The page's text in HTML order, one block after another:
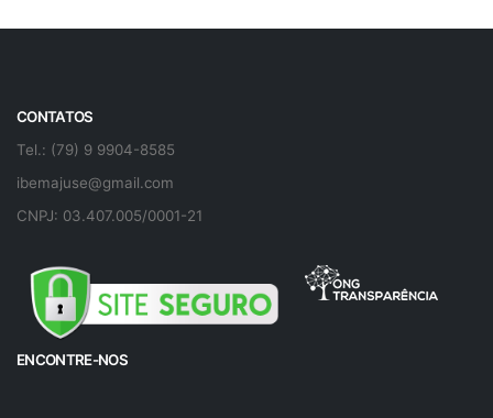
CONTATOS
Tel.: (79) 9 9904-8585
ibemajuse@gmail.com
CNPJ: 03.407.005/0001-21
ENCONTRE-NOS